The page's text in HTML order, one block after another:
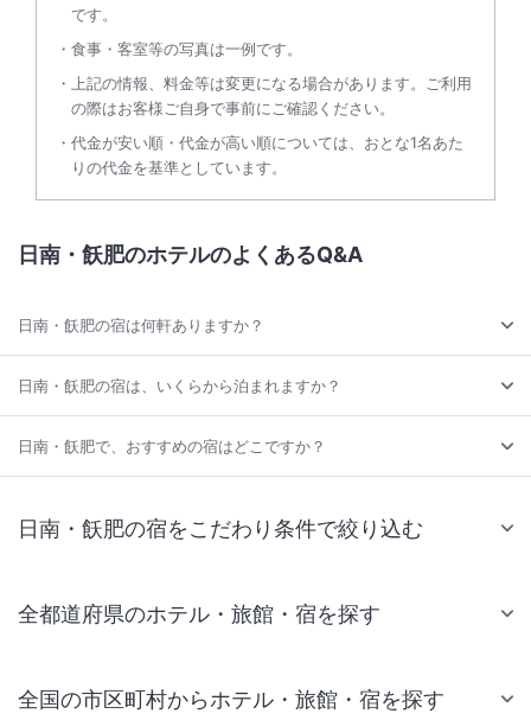
です。
食事・客室等の写真は一例です。
上記の情報、料金等は変更になる場合があります。ご利用
の際はお客様ご自身で事前にご確認ください。
代金が安い順・代金が高い順については、おとな1名あた
りの代金を基準としています。
日南・飫肥のホテルのよくあるQ&A
日南・飫肥の宿は何軒ありますか？
日南・飫肥の宿は、いくらから泊まれますか？
日南・飫肥で、おすすめの宿はどこですか？
日南・飫肥の宿をこだわり条件で絞り込む
全都道府県のホテル・旅館・宿を探す
全国の市区町村からホテル・旅館・宿を探す